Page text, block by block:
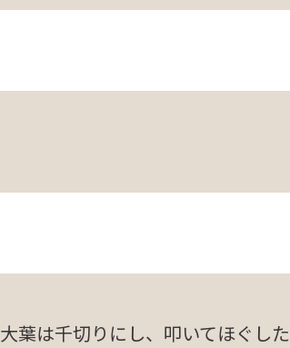
大葉は千切りにし、叩いてほぐし